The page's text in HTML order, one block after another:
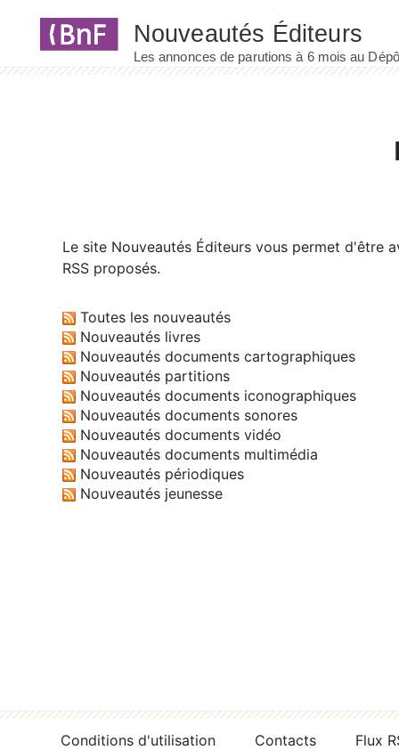
Le site Nouveautés Éditeurs vous permet d'être
RSS proposés.
Toutes les nouveautés
Nouveautés livres
Nouveautés documents cartographiques
Nouveautés partitions
Nouveautés documents iconographiques
Nouveautés documents sonores
Nouveautés documents vidéo
Nouveautés documents multimédia
Nouveautés périodiques
Nouveautés jeunesse
Conditions d'utilisation Contacts
Flux